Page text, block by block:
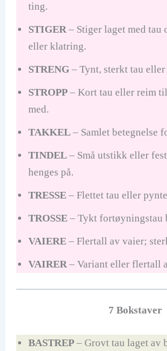
ting.
STIGER– Stiger laget med tau
eller klatring.
STRENG– Tynt, sterkt tau eller
STROPP– Kort tau eller reim
med.
TAKKEL– Samlet betegnelse
TINDEL– Små utstikk eller
henges på.
TRESSE– Flettet tau eller
TROSSE– Tykt fortøyningstau
VAIERE– Flertall av vaier;
VAIRER– Variant eller flertall
7 Bokstaver
BASTREP– Grovt tau laget av